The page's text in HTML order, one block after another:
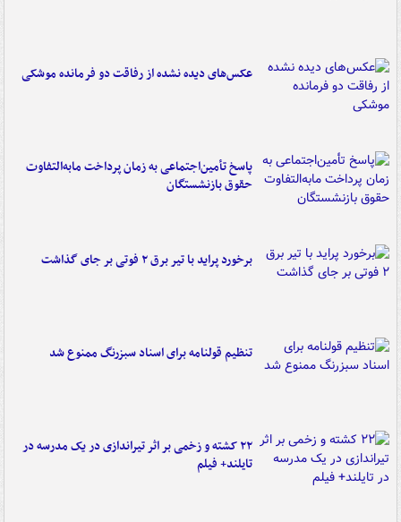
عکس‌های دیده نشده از رفاقت دو فرمانده‌ موشکی
پاسخ تأمین‌اجتماعی به زمان پرداخت مابه‌التفاوت
حقوق بازنشستگان
برخورد پراید با تیر برق ۲ فوتی بر جای گذاشت
تنظیم قولنامه برای اسناد سبزرنگ ممنوع شد
۲۲ کشته و زخمی بر اثر تیراندازی در یک مدرسه در
تایلند+ فیلم